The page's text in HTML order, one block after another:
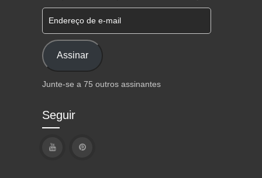
Assinar
Junte-se a 75 outros assinantes
Seguir